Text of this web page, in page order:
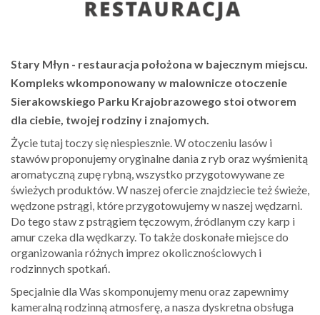
Stary Młyn - restauracja położona w bajecznym miejscu.
Kompleks wkomponowany w malownicze otoczenie
Sierakowskiego Parku Krajobrazowego stoi otworem
dla ciebie, twojej rodziny i znajomych.
Życie tutaj toczy się niespiesznie. W otoczeniu lasów i
stawów proponujemy oryginalne dania z ryb oraz wyśmienitą
aromatyczną zupę rybną, wszystko przygotowywane ze
świeżych produktów. W naszej ofercie znajdziecie też świeże,
wędzone pstrągi, które przygotowujemy w naszej wędzarni.
Do tego staw z pstrągiem tęczowym, źródlanym czy karp i
amur czeka dla wędkarzy. To także doskonałe miejsce do
organizowania różnych imprez okolicznościowych i
rodzinnych spotkań.
Specjalnie dla Was skomponujemy menu oraz zapewnimy
kameralną rodzinną atmosferę, a nasza dyskretna obsługa